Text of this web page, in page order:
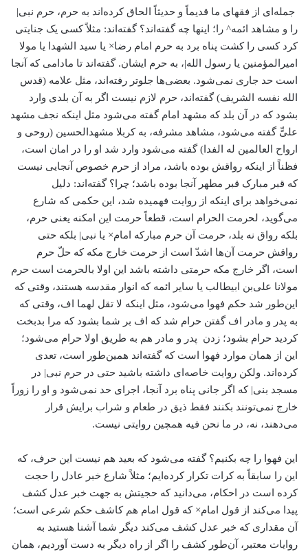
جمله‌ای از فقهای ما قدیماً و حدیثاً الحاق کرده‌اند به حرم، حرم نبی|
را و مشاهد ائمه^ را؛ اینها چه گفته‌اند؟ گفته‌اند: مثلاً کسی یک جنایتی
کرد کسی را کشت پناه برد به حرم امام رضا× یا سید الشهدا یا مولا
امیرالمؤمنین یا رسول الله|، به حرم ایشان. گفته‌اند تا مادامی که آنجا
است حد جاری نمی‌شود. بعضی‌ها جلوتر رفته‌‌اند، مثل علامه (قدس
الله نفسه الشریف) گفته‌اند، حرم لازم نیست اگر به آن بلدی وارد
بشود که در آن بلد که مشهد امام گفته می‌شود مثل اینکه نجف مشهد
علیٍّ گفته می‌شود، مشاهد مشرفه، به کربلا مشهدالحسین (روحی و
ارواح العالمین له الفدا) گفته می‌شود وارد شد او را در امان است،
فظناً از اینکه رواقش بوده باشد، مراد از حرم خصوص آنجایی نیست
که قبر مبارک قبر مطهر آنجا بوده باشد؛ چرا؟ گفته‌اند: دلیل
نمی‌خواهد برای اینکه از روایت فهمیده شد، این حکمی که شارع
می‌گوید، لحرمت الحرام است، قطعاً حرمت این امکنه یعنی حرم،
بلکه رواق نه بلد، حرمت آن حرم مبارکه امام× یا نبی| بلکه حتی
رواقش حرمت آن‌ها اشدّ است از حرمت خارج مکه که حلّ حرم
است، اگر خارج مکه حرمتی داشته باشد این اولا بالحرمت است حرم
مولانا علی‌بن ابیطالب یا سایر ائمه که انوار مقدسه هستند، وقتی که
این‌طور شد حکم فهوا می‌شود، مثل اینکه لا تقل لهما اف، وقتی که
به پدر و مادر اف گفتن حرام شد که اف بر شما بشود که مرا بدبخت
کردید حرام بشود؛ زدن پدر و مادر هم به طریق اولا حرام می‌شود؛
این از همان موارد فهوا است که گفته‌اند همین‌طور است، تعدی
کرده‌اند. ولکن روایت خاصه‌ای داشته باشید حتی در حرم نبی| در
مسجد بنی| که اگر جانی پناه برد آنجا، اجرای حد نمی‌شود و او را زوراً
خارج نمی‌تونند بکنند فقط ذیق در طعام و شراب برایش قرار
می‌دهند، نه، در ما نحن فیه همچین روایتی نیست.
این فهوا را چه بکنیم؟ گفته می‌شود که بعید هم نیست این حرف، که
این را سابقاً به کرات تکرار کرده‌ایم؛ مثلاً شارع خبر عادل را حجت
کرده است در احکام، می‌دانید که حجیتش به جهت خبر عدل کشف
پیدا می‌کند از قول امام× که قول امام هم کاشف حکم شرعی است؛
آن مقداری که خبر عدل کشف می‌کند دیگر شما آشنا هستید به
روایات معتبر، آن‌طور کشف را اگر از راه دیگر به دست آوردیم، همان